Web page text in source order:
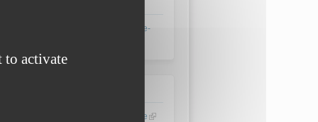
JNL Informatique scientifique-
JNL Informatique scientifique (link is
to activate